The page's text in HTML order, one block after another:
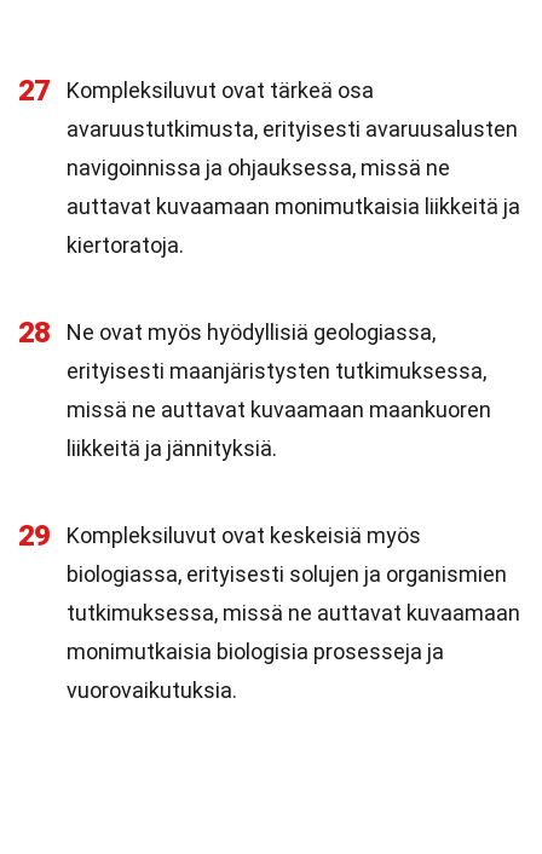
27
Kompleksiluvut ovat tärkeä osa
avaruustutkimusta, erityisesti avaruusalusten
navigoinnissa ja ohjauksessa, missä ne
auttavat kuvaamaan monimutkaisia liikkeitä ja
kiertoratoja.
28
Ne ovat myös hyödyllisiä geologiassa,
erityisesti maanjäristysten tutkimuksessa,
missä ne auttavat kuvaamaan maankuoren
liikkeitä ja jännityksiä.
29
Kompleksiluvut ovat keskeisiä myös
biologiassa, erityisesti solujen ja organismien
tutkimuksessa, missä ne auttavat kuvaamaan
monimutkaisia biologisia prosesseja ja
vuorovaikutuksia.